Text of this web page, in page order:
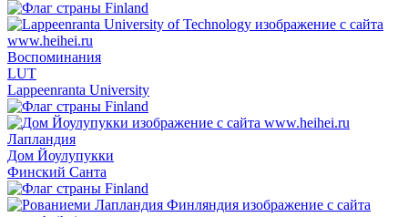
Воспоминания
LUT
Lappeenranta University
Лапландия
Дом Йоулупукки
Финский Санта